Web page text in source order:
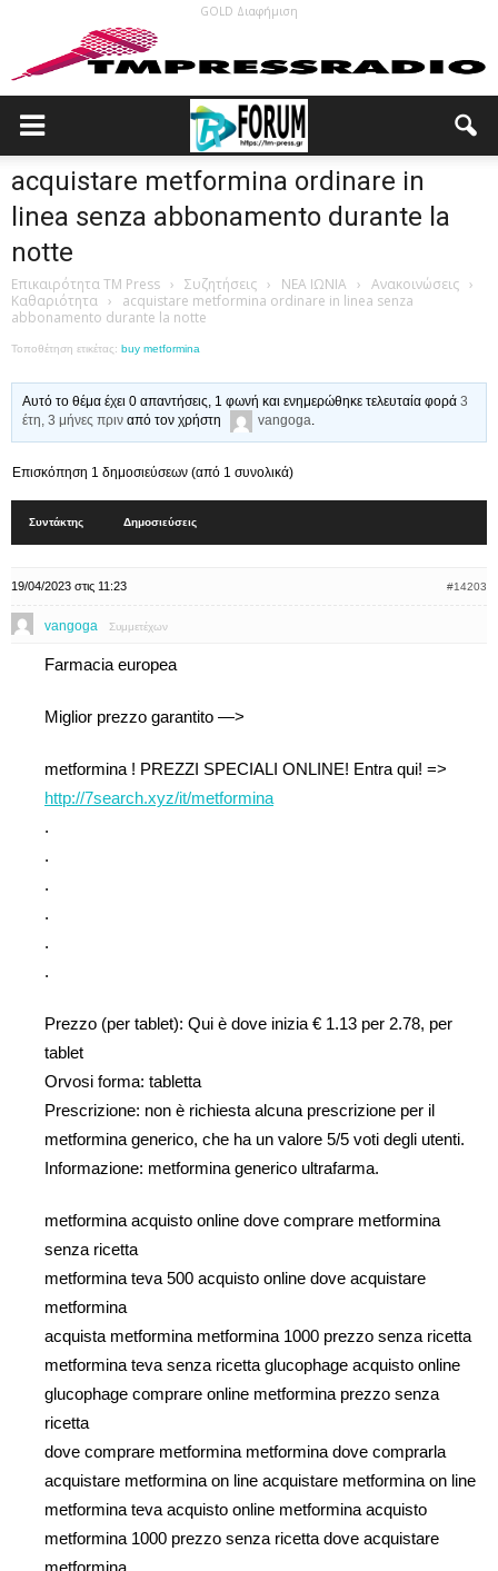
GOLD Διαφήμιση
acquistare metformina ordinare in
linea senza abbonamento durante la
notte
Επικαιρότητα TM Press › Συζητήσεις › ΝΕΑ ΙΩΝΙΑ › Ανακοινώσεις ›
Καθαριότητα ›
acquistare metformina ordinare in linea senza
abbonamento durante la notte
Τοποθέτηση ετικέτας: buy metformina
Αυτό το θέμα έχει 0 απαντήσεις, 1 φωνή και ενημερώθηκε τελευταία φορά3
έτη, 3 μήνες πριν από τον χρήστη vangoga.
Επισκόπηση 1 δημοσιεύσεων (από 1 συνολικά)
Συντάκτης Δημοσιεύσεις
19/04/2023 στις 11:23 #14203
vangoga Συμμετέχων
Farmacia europea
Miglior prezzo garantito —>
metformina ! PREZZI SPECIALI ONLINE! Entra qui! =>
http://7search.xyz/it/metformina
.
.
.
.
.
.
Prezzo (per tablet): Qui è dove inizia € 1.13 per 2.78, per
tablet
Orvosi forma: tabletta
Prescrizione: non è richiesta alcuna prescrizione per il
metformina generico, che ha un valore 5/5 voti degli utenti.
Informazione: metformina generico ultrafarma.
metformina acquisto online dove comprare metformina
senza ricetta
metformina teva 500 acquisto online dove acquistare
metformina
acquista metformina metformina 1000 prezzo senza ricetta
metformina teva senza ricetta glucophage acquisto online
glucophage comprare online metformina prezzo senza
ricetta
dove comprare metformina metformina dove comprarla
acquistare metformina on line acquistare metformina on line
metformina teva acquisto online metformina acquisto
metformina 1000 prezzo senza ricetta dove acquistare
metformina